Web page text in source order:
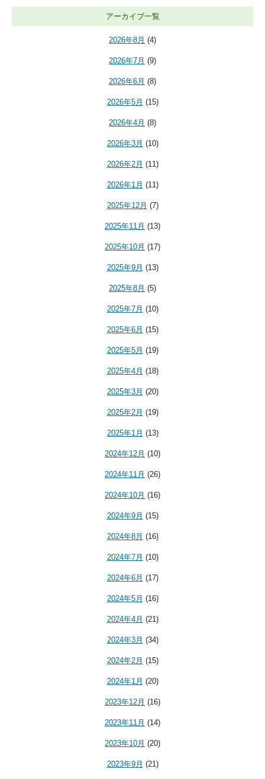
アーカイブ一覧
2026年8月 (4)
2026年7月 (9)
2026年6月 (8)
2026年5月 (15)
2026年4月 (8)
2026年3月 (10)
2026年2月 (11)
2026年1月 (11)
2025年12月 (7)
2025年11月 (13)
2025年10月 (17)
2025年9月 (13)
2025年8月 (5)
2025年7月 (10)
2025年6月 (15)
2025年5月 (19)
2025年4月 (18)
2025年3月 (20)
2025年2月 (19)
2025年1月 (13)
2024年12月 (10)
2024年11月 (26)
2024年10月 (16)
2024年9月 (15)
2024年8月 (16)
2024年7月 (10)
2024年6月 (17)
2024年5月 (16)
2024年4月 (21)
2024年3月 (34)
2024年2月 (15)
2024年1月 (20)
2023年12月 (16)
2023年11月 (14)
2023年10月 (20)
2023年9月 (21)